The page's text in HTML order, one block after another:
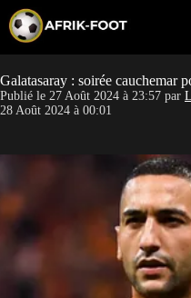
p
o
c
t
Galatasaray : soirée cauchemar
Publié le 27 Août 2024 à 23:57 par
28 Août 2024 à 00:01